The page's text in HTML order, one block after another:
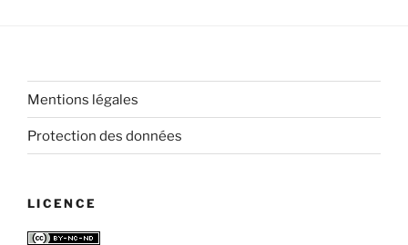
Mentions légales
Protection des données
LICENCE